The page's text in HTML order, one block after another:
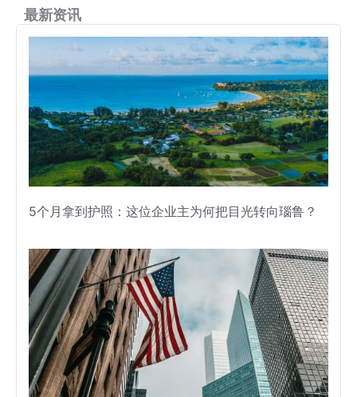
最新资讯
5个月拿到护照：这位企业主为何把目光转向瑙鲁？